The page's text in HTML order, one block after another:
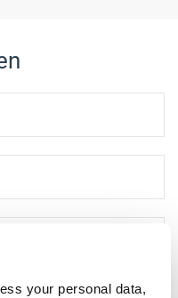
your personal data,
ein.